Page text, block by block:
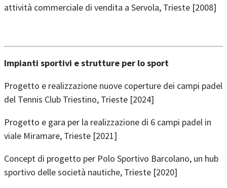
attività commerciale di vendita a Servola, Trieste [2008]
Impianti sportivi e strutture per lo sport
Progetto e realizzazione nuove coperture dei campi padel
del Tennis Club Triestino, Trieste [2024]
Progetto e gara per la realizzazione di 6 campi padel in
viale Miramare, Trieste [2021]
Concept di progetto per Polo Sportivo Barcolano, un hub
sportivo delle società nautiche, Trieste [2020]